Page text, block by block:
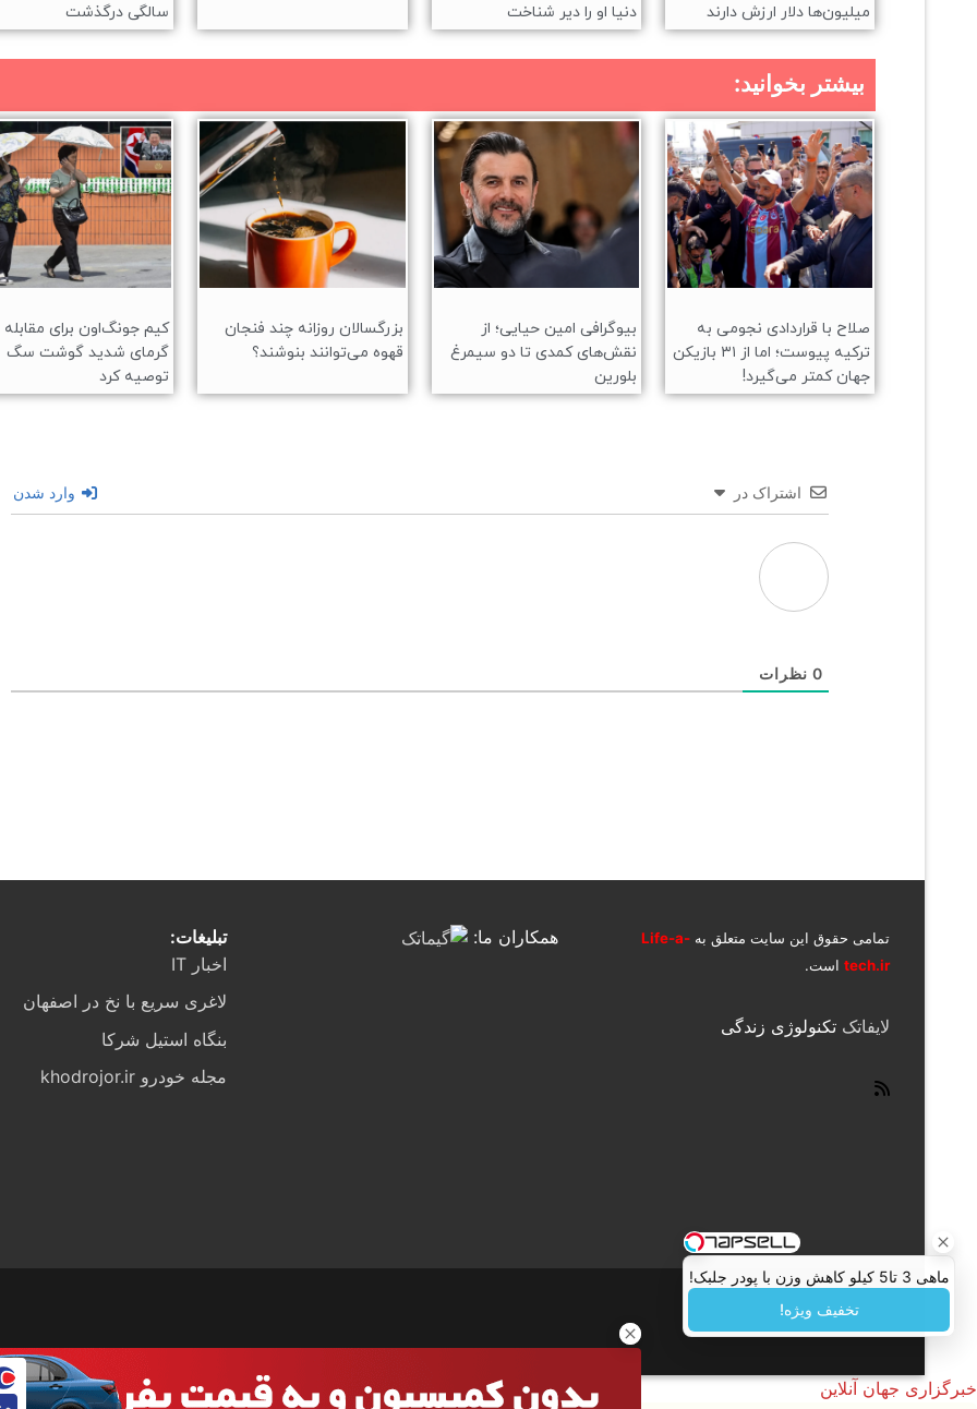
میلیون‌ها دلار ارزش دارند
دنیا او را دیر شناخت
سالگی درگذشت
بیشتر بخوانید:
صلاح با قراردادی نجومی به
ترکیه پیوست؛ اما از ۳۱ بازیکن
جهان کمتر می‌گیرد!
بیوگرافی امین حیایی؛ از
نقش‌های کمدی تا دو سیمرغ
بلورین
بزرگسالان روزانه چند فنجان
قهوه می‌توانند بنوشند؟
کیم جونگ‌اون برای مقابله
گرمای شدید گوشت سگ
توصیه کرد
اشتراک در وارد شدن
0 نظرات
تمامی حقوق این سایت متعلق به Life-a-
tech.ir است.
لایفاتک تکنولوژی زندگی
همکاران ما:
تبلیغات:
اخبار IT
لاغری سریع با نخ در اصفهان
بنگاه استیل شرکا
مجله خودرو khodrojor.ir
خبرگزاری جهان آنلاین
ماهی 3 تا5 کیلو کاهش وزن با پودر جلبک!
تخفیف ویژه!